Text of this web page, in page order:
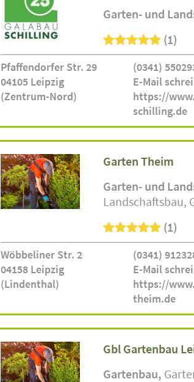
Garten- und
(1)
Pfaffendorfer Str. 29
04105 Leipzig
(Zentrum-Nord)
(0341)
E-Mail
https://
schilling.de
Garten Theim
Garten- und
Landschaftsbau
(1)
Wöbbeliner Str. 2
04158 Leipzig
(Lindenthal)
(0341)
E-Mail
https://
theim.de
Gbl Gartenbau
Gartenbau